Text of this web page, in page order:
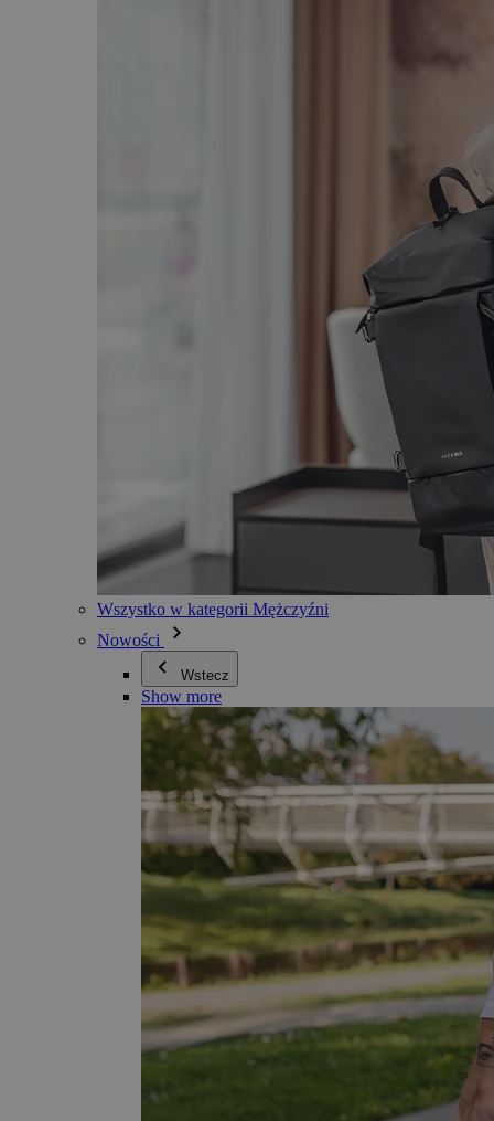
Wszystko w kategorii Mężczyźni
Nowości
Wstecz
Show more